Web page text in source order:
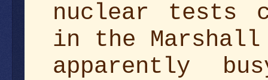
nuclear tests
in the
apparently